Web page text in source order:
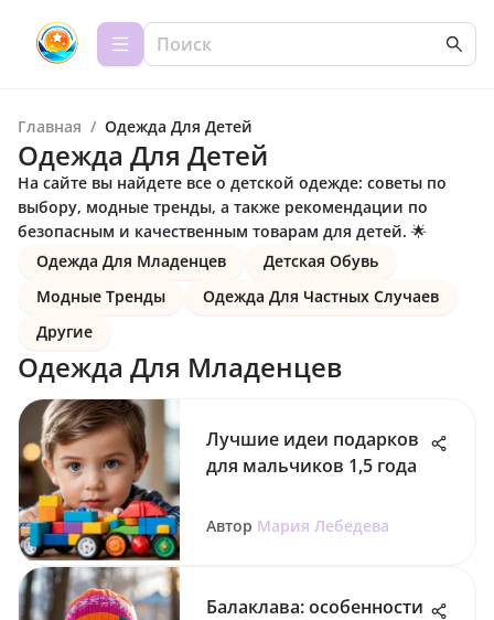
Главная / Одежда Для Детей
Одежда Для Детей
На сайте вы найдете все о детской одежде: советы по
выбору, модные тренды, а также рекомендации по
безопасным и качественным товарам для детей. 🌟
Одежда Для Младенцев
Детская Обувь
Модные Тренды
Одежда Для Частных Случаев
Другие
Одежда Для Младенцев
Лучшие идеи подарков
для мальчиков 1,5 года
Автор Мария Лебедева
Балаклава: особенности